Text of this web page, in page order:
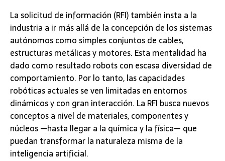
La solicitud de información (RFI) también insta a la
industria a ir más allá de la concepción de los sistemas
autónomos como simples conjuntos de cables,
estructuras metálicas y motores. Esta mentalidad ha
dado como resultado robots con escasa diversidad de
comportamiento. Por lo tanto, las capacidades
robóticas actuales se ven limitadas en entornos
dinámicos y con gran interacción. La RFI busca nuevos
conceptos a nivel de materiales, componentes y
núcleos —hasta llegar a la química y la física— que
puedan transformar la naturaleza misma de la
inteligencia artificial.